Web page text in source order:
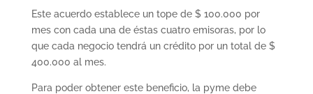
Este acuerdo establece un tope de $ 100.000 por
mes con cada una de éstas cuatro emisoras, por lo
que cada negocio tendrá un crédito por un total de $
400.000 al mes.
Para poder obtener este beneficio, la pyme debe